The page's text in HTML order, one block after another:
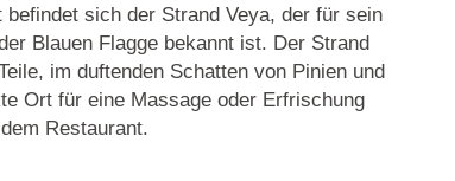
befindet sich der Strand Veya, der für sein
Blauen Flagge bekannt ist. Der Strand
im duftenden Schatten von Pinien und
Ort für eine Massage oder Erfrischung
Restaurant.